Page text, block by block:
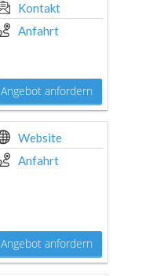
Kontakt
Anfahrt
Angebot anfordern
Website
Anfahrt
Angebot anfordern